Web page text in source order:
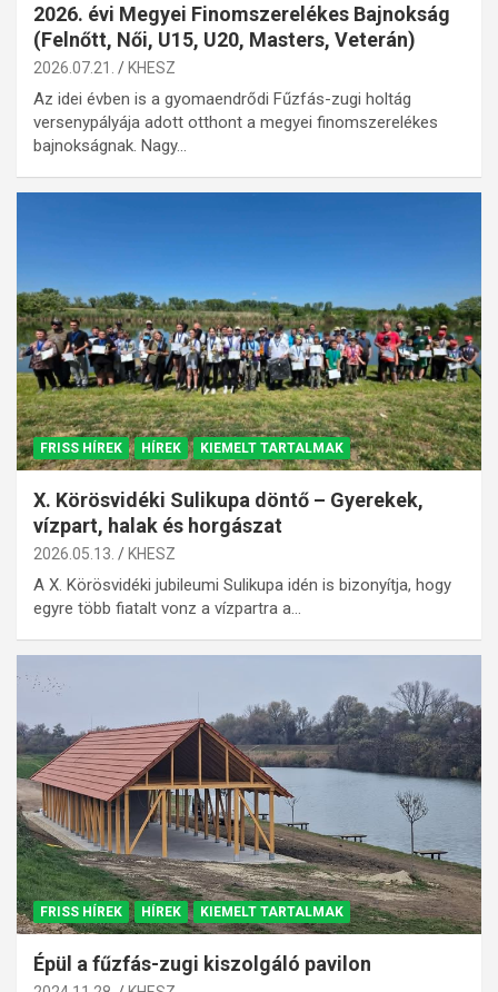
2026. évi Megyei Finomszerelékes Bajnokság
(Felnőtt, Női, U15, U20, Masters, Veterán)
2026.07.21. KHESZ
Az idei évben is a gyomaendrődi Fűzfás-zugi holtág
versenypályája adott otthont a megyei finomszerelékes
bajnokságnak. Nagy…
FRISS HÍREK HÍREK KIEMELT TARTALMAK
X. Körösvidéki Sulikupa döntő – Gyerekek,
vízpart, halak és horgászat
2026.05.13. KHESZ
A X. Körösvidéki jubileumi Sulikupa idén is bizonyítja, hogy
egyre több fiatalt vonz a vízpartra a…
FRISS HÍREK HÍREK KIEMELT TARTALMAK
Épül a fűzfás-zugi kiszolgáló pavilon